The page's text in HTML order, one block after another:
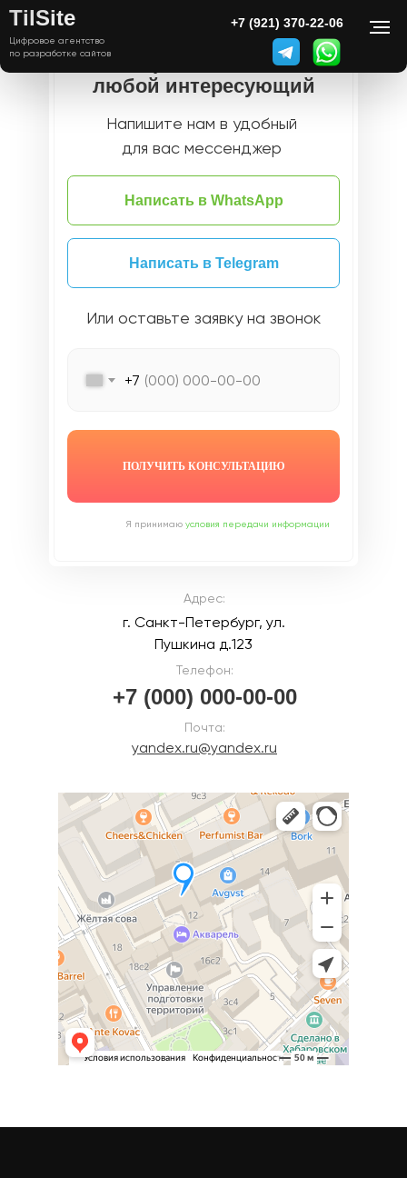
TilSite
Цифровое агентство
по разработке сайтов
+7 (921) 370-22-06
Адрес:
Телефон:
+7 (000) 000-00-00
Почта:
yandex.ru@yandex.ru
Есть вопросы? Задайте нам
любой интересующий
+7
ПОЛУЧИТЬ КОНСУЛЬТАЦИЮ
Напишите нам в удобный
для вас мессенджер
Написать в Telegram
Или оставьте заявку на звонок
Я принимаю условия передачи информации
Написать в WhatsApp
г. Санкт-Петербург, ул.
Пушкина д.123